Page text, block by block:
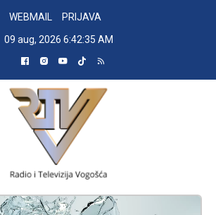
WEBMAIL
PRIJAVA
09 aug, 2026 6:42:36 AM
RADIO TELEVIZIJA VOGOŠĆA